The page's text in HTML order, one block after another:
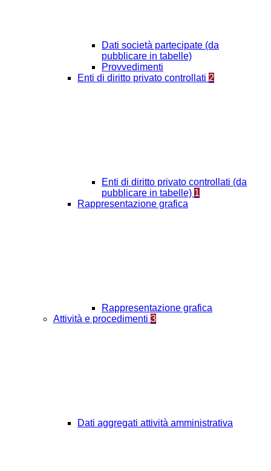
Dati società partecipate (da
pubblicare in tabelle)
Provvedimenti
Enti di diritto privato controllati 2
Enti di diritto privato controllati (da
pubblicare in tabelle) 1
Rappresentazione grafica
Rappresentazione grafica
Attività e procedimenti 3
Dati aggregati attività amministrativa